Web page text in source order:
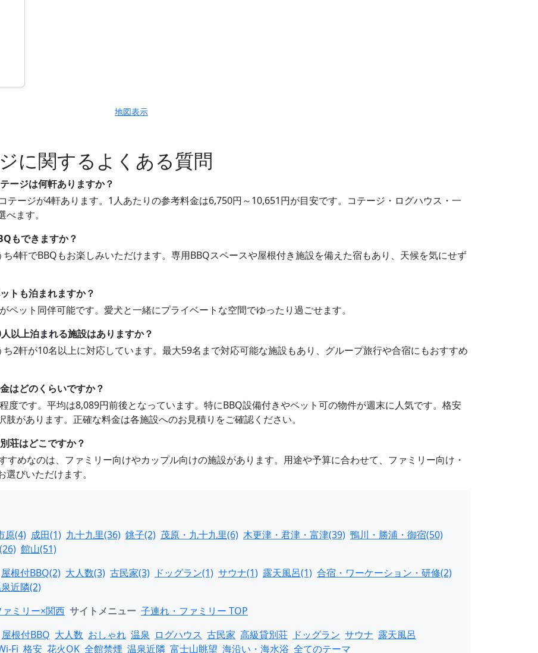
地図表示
に関するよくある質問
ージは何軒ありますか？
テージが4軒あります。1人あたりの参考料金は6,750円～10,651円が目安です。コテージ・ログハウス・一
ます。
もできますか？
4軒でBBQもお楽しみいただけます。専用BBQスペースや屋根付き施設を備えた宿もあり、天候を気にせず
トも泊まれますか？
ット同伴可能です。愛犬と一緒にプライベートな空間でゆったり過ごせます。
以上泊まれる施設はありますか？
2軒が10名以上に対応しています。最大59名まで対応可能な施設もあり、グループ旅行や合宿にもおすすめ
はどのくらいですか？
度です。平均は8,089円前後となっています。特にBBQ設備付きやペット可の物件が週末に人気です。格安
があります。正確な料金は各施設へのお見積りをご確認ください。
荘はどこですか？
すめなのは、ファミリー向けやカップル向けの施設があります。用途や予算に合わせて、ファミリー向け・
びいただけます。
原(4) 成田(1) 九十九里(36) 銚子(2) 茂原・九十九里(6) 木更津・君津・富津(39) 鴨川・勝浦・御宿(50)
館山(51)
屋根付BBQ(2) 大人数(3) 古民家(3) ドッグラン(1) サウナ(1) 露天風呂(1) 合宿・ワーケーション・研修(2)
近隣(2)
ミリー×関西 サイトメニュー 子連れ・ファミリー TOP
屋根付BBQ 大人数 おしゃれ 温泉 ログハウス 古民家 高級貸別荘 ドッグラン サウナ 露天風呂
Fi 格安 花火OK 全館禁煙 温泉近隣 富士山眺望 海沿い・海水浴 全てのテーマ